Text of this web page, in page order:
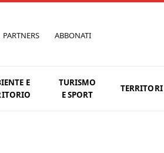
PARTNERS ABBONATI
E
TURISMO
E SPORT
TERRITORI